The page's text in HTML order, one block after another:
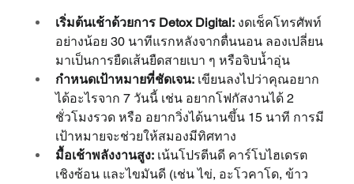
เริ่มต้นเช้าด้วยการ Detox Digital: งดเช็คโทรศัพท์
อย่างน้อย 30 นาทีแรกหลังจากตื่นนอน ลองเปลี่ยน
มาเป็นการยืดเส้นยืดสายเบา ๆ หรือจิบน้ำอุ่น
กำหนดเป้าหมายที่ชัดเจน: เขียนลงไปว่าคุณอยาก
ได้อะไรจาก 7 วันนี้ เช่น อยากโฟกัสงานได้ 2
ชั่วโมงรวด หรือ อยากวิ่งได้นานขึ้น 15 นาที การมี
เป้าหมายจะช่วยให้สมองมีทิศทาง
มื้อเช้าพลังงานสูง: เน้นโปรตีนดี คาร์โบไฮเดรต
เชิงซ้อน และไขมันดี (เช่น ไข่, อะโวคาโด, ข้าว